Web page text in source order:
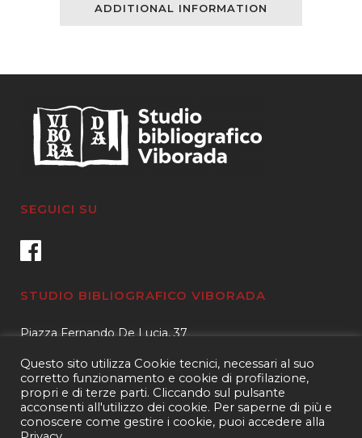
ADDITIONAL INFORMATION
SEGUICI SU
STUDIO BIBLIOGRAFICO VIBORADA
Piazza Fernando De Lucia, 37
Tel.3400596959 – 3404632889
email.info@viborada.it
Questo sito utilizza Cookie tecnici, necessari al suo
corretto funzionamento e cookie di profilazione,
propri e di terze parti. Cliccando sul pulsante
acconsenti all'utilizzo dei cookie. Per saperne di più e
conoscere come gestire i cookie, puoi accedere alla